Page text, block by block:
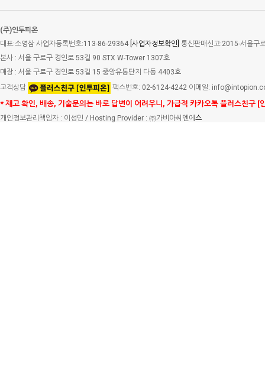
(주)인투피온
대표:소영삼 사업자등록번호:113-86-29364 [사업자정보확인] 통신판매신고:2015-서울구
본사 : 서울 구로구 경인로 53길 90 STX W-Tower 1307호
매장 : 서울 구로구 경인로 53길 15 중앙유통단지 다동 4403호
고객상담
팩스번호: 02-6124-4242 이메일:
* 재고 확인, 배송, 기술문의는 바로 답변이 어려우니, 가급적 카카오톡 플러스친구 [
개인정보관리책임자 : 이성민 / Hosting Provider : ㈜가비아씨엔에 스